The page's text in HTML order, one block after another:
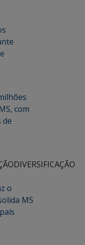
com
de
DIVERSIFICAÇÃO
o
MS